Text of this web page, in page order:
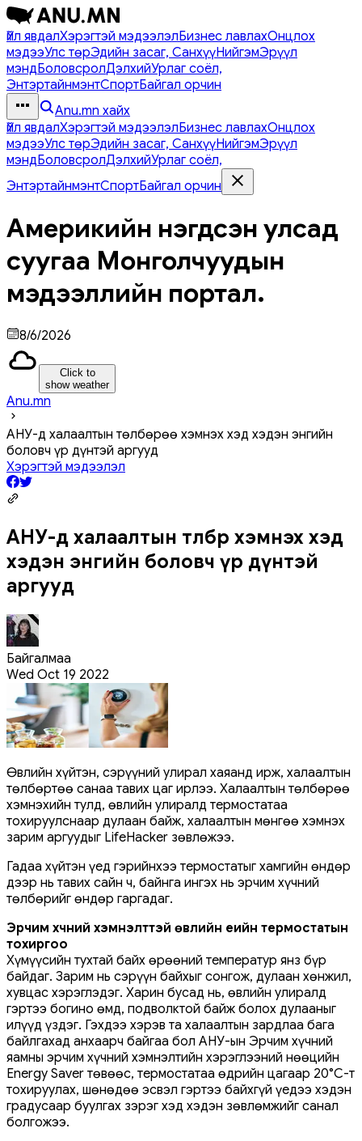
Үйл явдалХэрэгтэй мэдээлэлБизнес лавлахОнцлох
мэдээУлс төрЭдийн засаг, СанхүүНийгэмЭрүүл
мэндБоловсролДэлхийУрлаг соёл,
ЭнтэртайнмэнтСпортБайгал орчин
Anu.mn хайх
Үйл явдалХэрэгтэй мэдээлэлБизнес лавлахОнцлох
мэдээУлс төрЭдийн засаг, СанхүүНийгэмЭрүүл
мэндБоловсролДэлхийУрлаг соёл,
ЭнтэртайнмэнтСпортБайгал орчин
Америкийн нэгдсэн улсад
суугаа Монголчуудын
мэдээллийн портал.
8/6/2026
Click to
show weather
Anu.mn
АНУ-д халаалтын төлбөрөө хэмнэх хэд хэдэн энгийн
боловч үр дүнтэй аргууд
Хэрэгтэй мэдээлэл
АНУ-д халаалтын төлбөрөө хэмнэх хэд
хэдэн энгийн боловч үр дүнтэй
аргууд
Байгалмаа
Wed Oct 19 2022
Өвлийн хүйтэн, сэрүүний улирал хаяанд ирж, халаалтын
төлбөртөө санаа тавих цаг ирлээ. Халаалтын төлбөрөө
хэмнэхийн тулд, өвлийн улиралд термостатаа
тохируулснаар дулаан байж, халаалтын мөнгөө хэмнэх
зарим аргуудыг LifeHacker зөвлөжээ.
Гадаа хүйтэн үед гэрийнхээ термостатыг хамгийн өндөр
дээр нь тавих сайн ч, байнга ингэх нь эрчим хүчний
төлбөрийг өндөр гаргадаг.
Эрчим хүчний хэмнэлттэй өвлийн үеийн термостатын
тохиргоо
Хүмүүсийн тухтай байх өрөөний температур янз бүр
байдаг. Зарим нь сэрүүн байхыг сонгож, дулаан хөнжил,
хувцас хэрэглэдэг. Харин бусад нь, өвлийн улиралд
гэртээ богино өмд, подволктой байж болох дулааныг
илүүд үздэг. Гэхдээ хэрэв та халаалтын зардлаа бага
байлгахад анхаарч байгаа бол АНУ-ын Эрчим хүчний
яамны эрчим хүчний хэмнэлтийн хэрэглээний нөөцийн
Energy Saver төвөөс, термостатаа өдрийн цагаар 20°C-т
тохируулах, шөнөдөө эсвэл гэртээ байхгүй үедээ хэдэн
градусаар буулгах зэрэг хэд хэдэн зөвлөмжийг санал
болгожээ.